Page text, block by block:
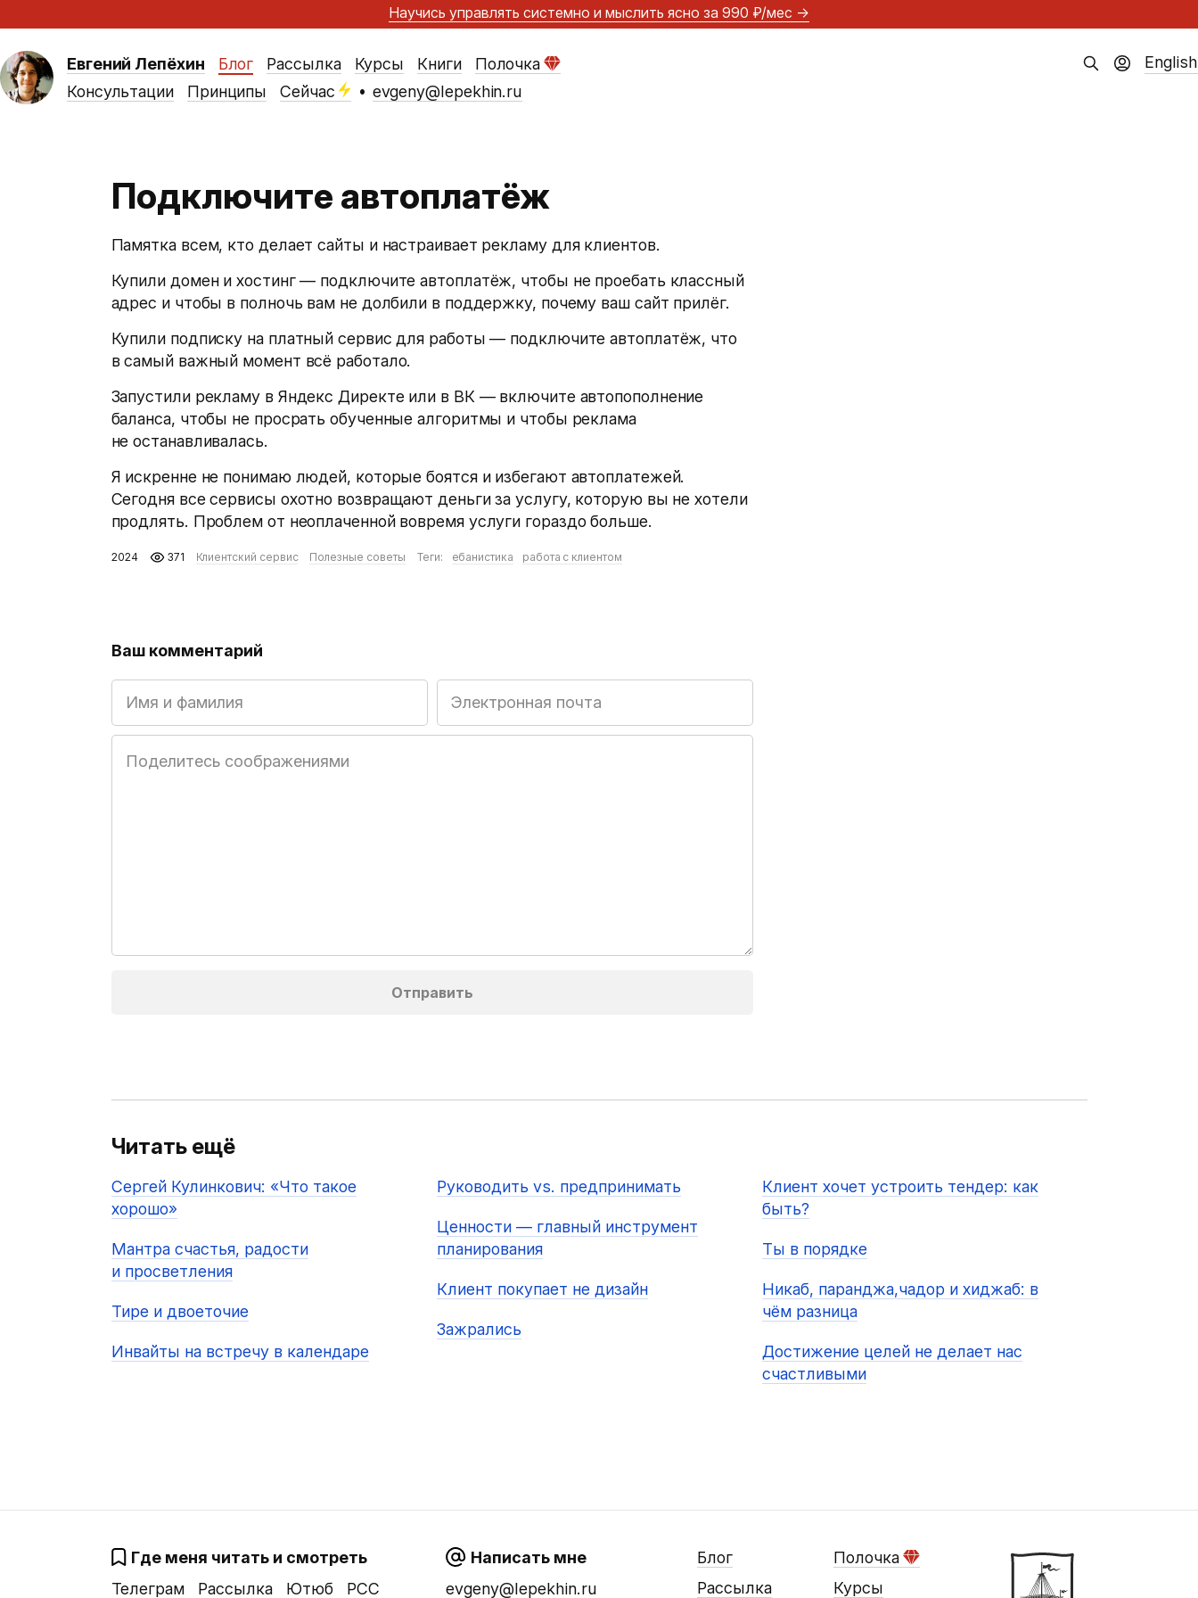
Научись управлять системно и мыслить ясно за 990 ₽/мес →
Евгений Лепёхин Блог Рассылка Курсы Книги
Полочка
Консультации
Принципы Сейчас • evgeny@lepekhin.ru
English
Подключите автоплатёж
Памятка всем, кто делает сайты и настраивает рекламу для клиентов.
Купили домен и хостинг — подключите автоплатёж, чтобы не проебать классный
адрес и чтобы в полночь вам не долбили в поддержку, почему ваш сайт прилёг.
Купили подписку на платный сервис для работы — подключите автоплатёж, что
в самый важный момент всё работало.
Запустили рекламу в Яндекс Директе или в ВК — включите автопополнение
баланса, чтобы не просрать обученные алгоритмы и чтобы реклама
не останавливалась.
Я искренне не понимаю людей, которые боятся и избегают автоплатежей.
Сегодня все сервисы охотно возвращают деньги за услугу, которую вы не хотели
продлять. Проблем от неоплаченной вовремя услуги гораздо больше.
2024 371 Клиентский сервис Полезные советы Теги: ебанистика работа с клиентом
Ваш комментарий
Читать ещё
Сергей Кулинкович: «Что такое
хорошо»
Мантра счастья, радости
и просветления
Тире и двоеточие
Инвайты на встречу в календаре
Руководить vs. предпринимать
Ценности — главный инструмент
планирования
Клиент покупает не дизайн
Зажрались
Клиент хочет устроить тендер: как
быть?
Ты в порядке
Никаб, паранджа,чадор и хиджаб: в
чём разница
Достижение целей не делает нас
счастливыми
Где меня читать и смотреть
Телеграм
Рассылка Ютюб РСС
Написать мне
evgeny@lepekhin.ru
Блог
Рассылка
Полочка
Курсы